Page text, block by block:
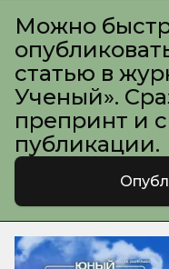
Можно
статью в
Ученый».
препринт и
публикации.